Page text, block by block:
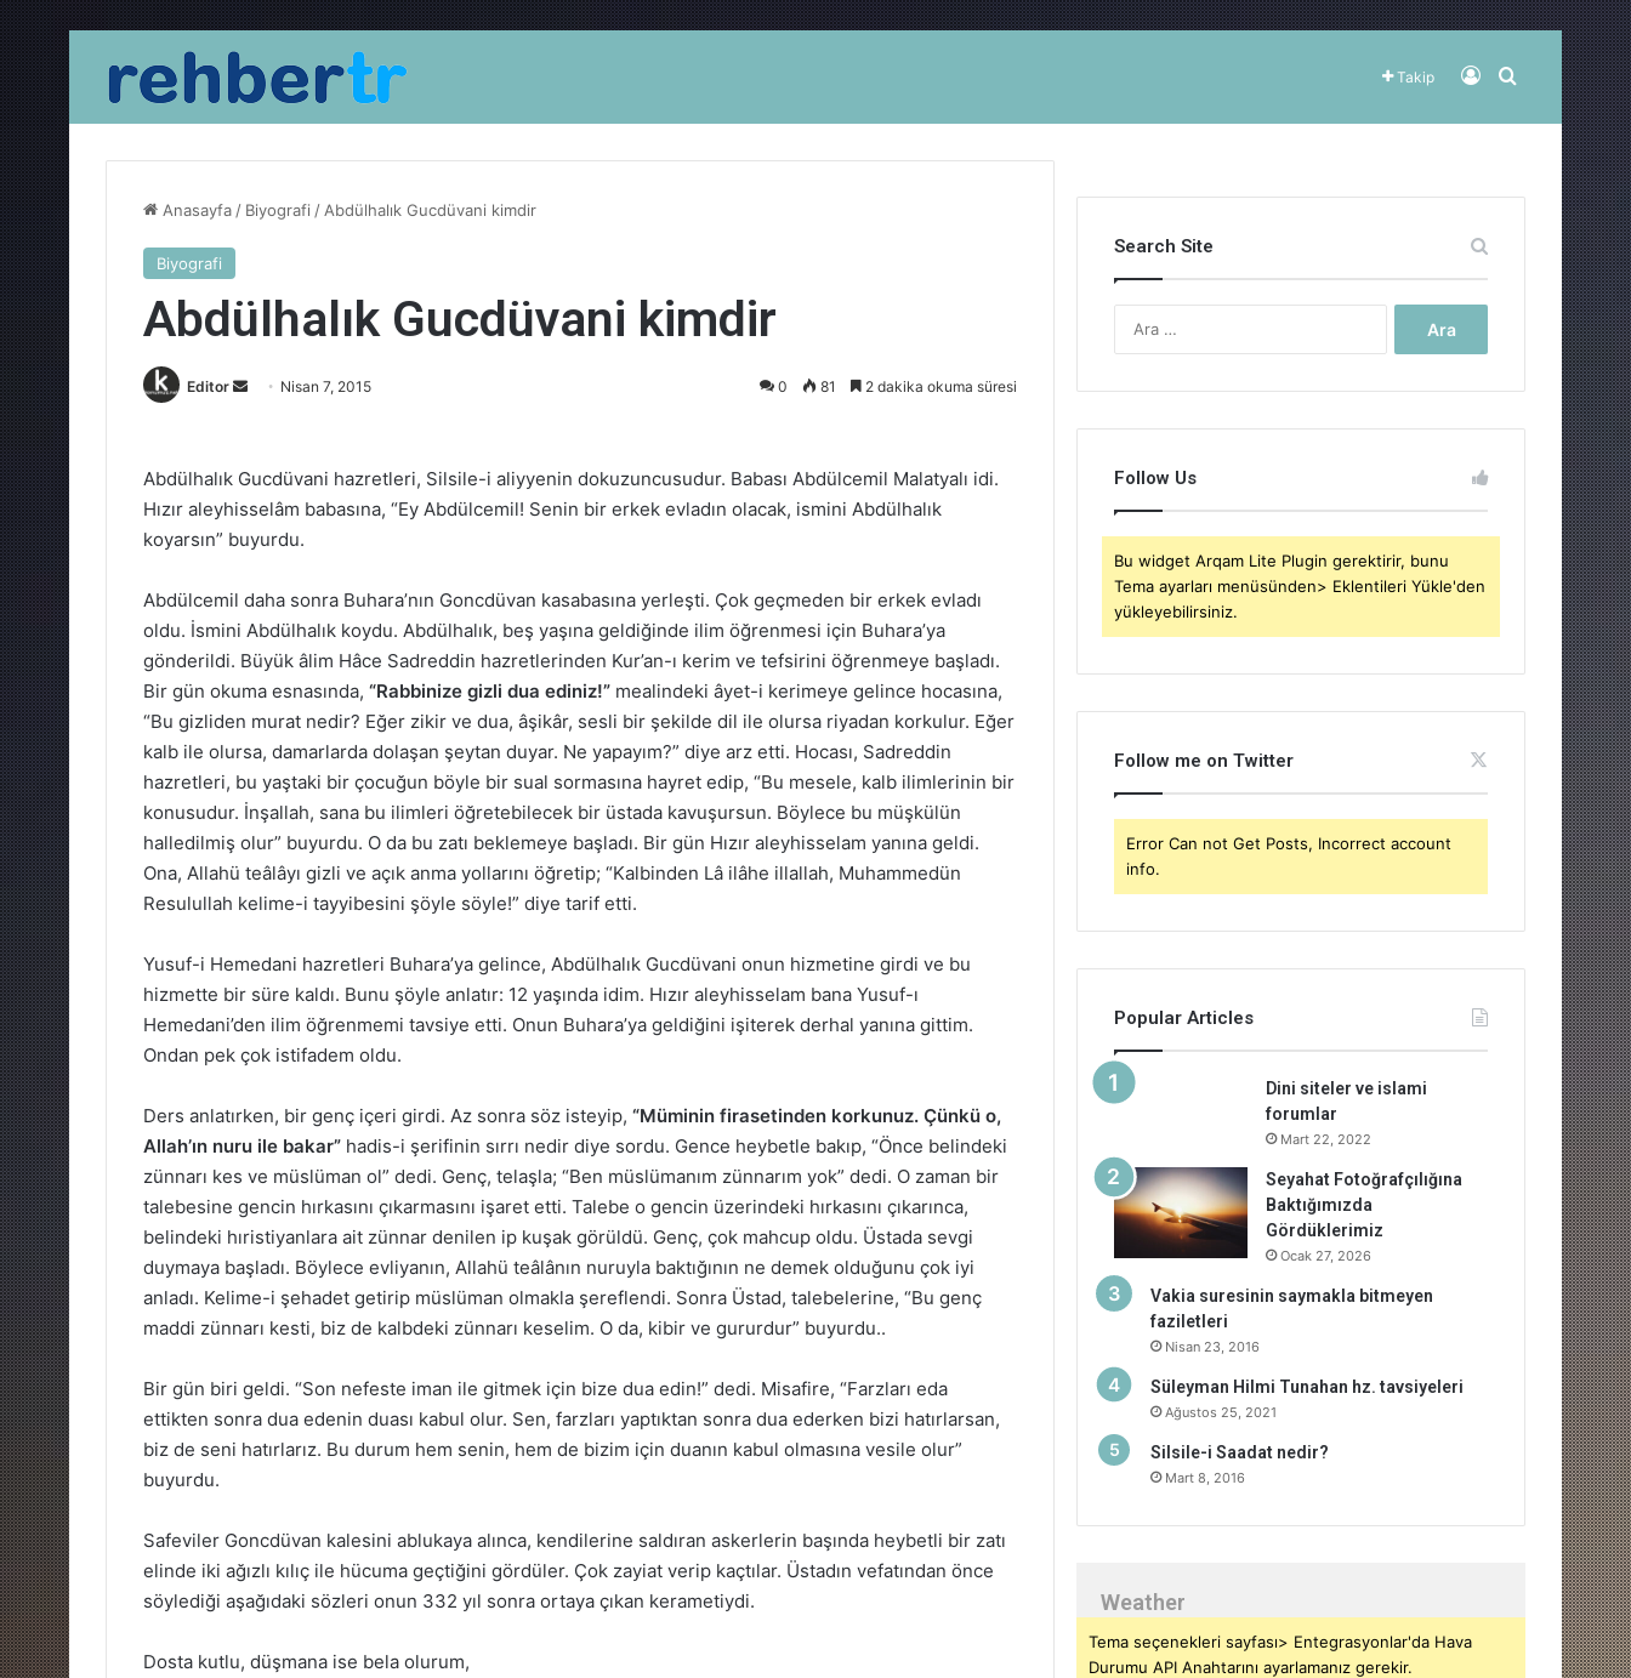
Takip Kayıt OlArama yap
Anasayfa / Biyografi / Abdülhalık Gucdüvani kimdir
Biyografi
Abdülhalık Gucdüvani kimdir
Editor
Bir
göndermek
Nisan 7, 2015 0 81 2 dakika okuma süresi
Abdülhalık Gucdüvani hazretleri, Silsile-i aliyyenin dokuzuncusudur. Babası Abdülcemil Malatyalı idi.
Hızır aleyhisselâm babasına, “Ey Abdülcemil! Senin bir erkek evladın olacak, ismini Abdülhalık
koyarsın” buyurdu.
Abdülcemil daha sonra Buhara’nın Goncdüvan kasabasına yerleşti. Çok geçmeden bir erkek evladı
oldu. İsmini Abdülhalık koydu. Abdülhalık, beş yaşına geldiğinde ilim öğrenmesi için Buhara’ya
gönderildi. Büyük âlim Hâce Sadreddin hazretlerinden Kur’an-ı kerim ve tefsirini öğrenmeye başladı.
Bir gün okuma esnasında, “Rabbinize gizli dua ediniz!” mealindeki âyet-i kerimeye gelince hocasına,
“Bu gizliden murat nedir? Eğer zikir ve dua, âşikâr, sesli bir şekilde dil ile olursa riyadan korkulur. Eğer
kalb ile olursa, damarlarda dolaşan şeytan duyar. Ne yapayım?” diye arz etti. Hocası, Sadreddin
hazretleri, bu yaştaki bir çocuğun böyle bir sual sormasına hayret edip, “Bu mesele, kalb ilimlerinin bir
konusudur. İnşallah, sana bu ilimleri öğretebilecek bir üstada kavuşursun. Böylece bu müşkülün
halledilmiş olur” buyurdu. O da bu zatı beklemeye başladı. Bir gün Hızır aleyhisselam yanına geldi.
Ona, Allahü teâlâyı gizli ve açık anma yollarını öğretip; “Kalbinden Lâ ilâhe illallah, Muhammedün
Resulullah kelime-i tayyibesini şöyle söyle!” diye tarif etti.
Yusuf-i Hemedani hazretleri Buhara’ya gelince, Abdülhalık Gucdüvani onun hizmetine girdi ve bu
hizmette bir süre kaldı. Bunu şöyle anlatır: 12 yaşında idim. Hızır aleyhisselam bana Yusuf-ı
Hemedani’den ilim öğrenmemi tavsiye etti. Onun Buhara’ya geldiğini işiterek derhal yanına gittim.
Ondan pek çok istifadem oldu.
Ders anlatırken, bir genç içeri girdi. Az sonra söz isteyip, “Müminin firasetinden korkunuz. Çünkü o,
Allah’ın nuru ile bakar” hadis-i şerifinin sırrı nedir diye sordu. Gence heybetle bakıp, “Önce belindeki
zünnarı kes ve müslüman ol” dedi. Genç, telaşla; “Ben müslümanım zünnarım yok” dedi. O zaman bir
talebesine gencin hırkasını çıkarmasını işaret etti. Talebe o gencin üzerindeki hırkasını çıkarınca,
belindeki hıristiyanlara ait zünnar denilen ip kuşak görüldü. Genç, çok mahcup oldu. Üstada sevgi
duymaya başladı. Böylece evliyanın, Allahü teâlânın nuruyla baktığının ne demek olduğunu çok iyi
anladı. Kelime-i şehadet getirip müslüman olmakla şereflendi. Sonra Üstad, talebelerine, “Bu genç
maddi zünnarı kesti, biz de kalbdeki zünnarı keselim. O da, kibir ve gururdur” buyurdu..
Bir gün biri geldi. “Son nefeste iman ile gitmek için bize dua edin!” dedi. Misafire, “Farzları eda
ettikten sonra dua edenin duası kabul olur. Sen, farzları yaptıktan sonra dua ederken bizi hatırlarsan,
biz de seni hatırlarız. Bu durum hem senin, hem de bizim için duanın kabul olmasına vesile olur”
buyurdu.
Safeviler Goncdüvan kalesini ablukaya alınca, kendilerine saldıran askerlerin başında heybetli bir zatı
elinde iki ağızlı kılıç ile hücuma geçtiğini gördüler. Çok zayiat verip kaçtılar. Üstadın vefatından önce
söylediği aşağıdaki sözleri onun 332 yıl sonra ortaya çıkan kerametiydi.
Dosta kutlu, düşmana ise bela olurum,
Search Site
Follow Us
Bu widget Arqam Lite Plugin gerektirir, bunu
Tema ayarları menüsünden> Eklentileri Yükle'den
yükleyebilirsiniz.
Follow me on Twitter
Error Can not Get Posts, Incorrect account
info.
Popular Articles
Dini siteler ve islami
forumlar
Mart 22, 2022
Seyahat Fotoğrafçılığına
Baktığımızda
Gördüklerimiz
Ocak 27, 2026
Vakia suresinin saymakla bitmeyen
faziletleri
Nisan 23, 2016
Süleyman Hilmi Tunahan hz. tavsiyeleri
Ağustos 25, 2021
Silsile-i Saadat nedir?
Mart 8, 2016
Weather
Tema seçenekleri sayfası> Entegrasyonlar'da Hava
Durumu API Anahtarını ayarlamanız gerekir.